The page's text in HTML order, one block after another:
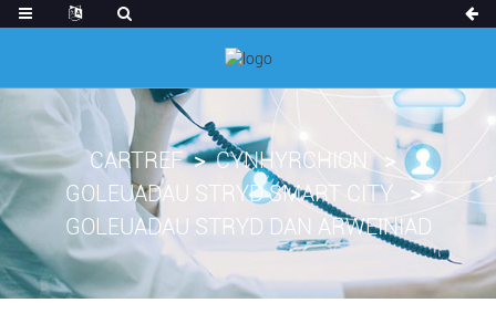
CARTREF
CYNHYRCHION
GOLEUADAU STRYD SMART CITY
GOLEUADAU STRYD DAN ARWEINIAD